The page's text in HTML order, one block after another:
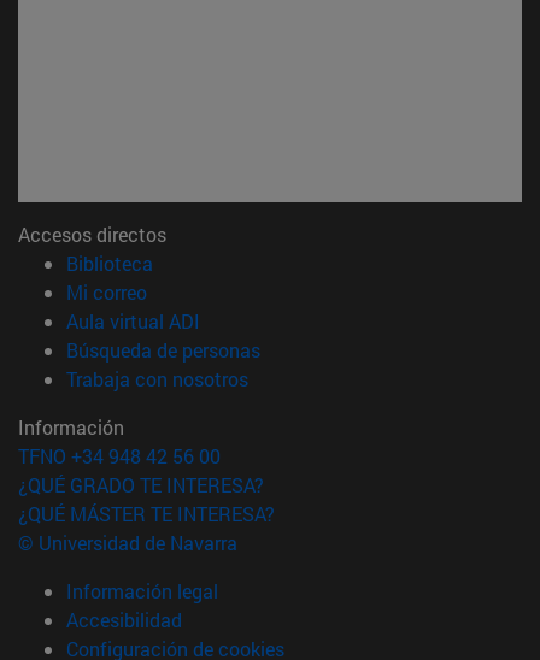
Accesos directos
Biblioteca
Mi correo(abre en nueva ventana)
Aula virtual ADI
Búsqueda de personas(abre en nueva ventana)
Trabaja con nosotros(abre en nueva ventana)
Información
TFNO +34 948 42 56 00
¿QUÉ GRADO TE INTERESA?
¿QUÉ MÁSTER TE INTERESA?
© Universidad de Navarra
Información legal
Accesibilidad
Configuración de cookies